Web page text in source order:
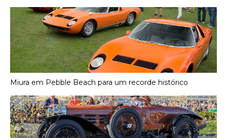
Miura em Pebble Beach para um recorde histórico